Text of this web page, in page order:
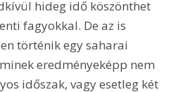
hideg idő köszönthet
fagyokkal. De az is
történik egy saharai
eredményeképp nem
időszak, vagy esetleg két